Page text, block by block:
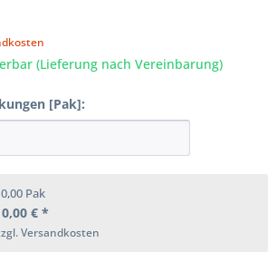
(Lieferung nach Vereinbarung)
[Pak]:
0,00 Pak
0,00 € *
Versandkosten